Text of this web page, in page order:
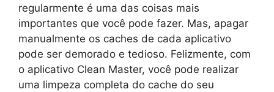
regularmente é uma das coisas mais
importantes que você pode fazer. Mas, apagar
manualmente os caches de cada aplicativo
pode ser demorado e tedioso. Felizmente, com
o aplicativo Clean Master, você pode realizar
uma limpeza completa do cache do seu